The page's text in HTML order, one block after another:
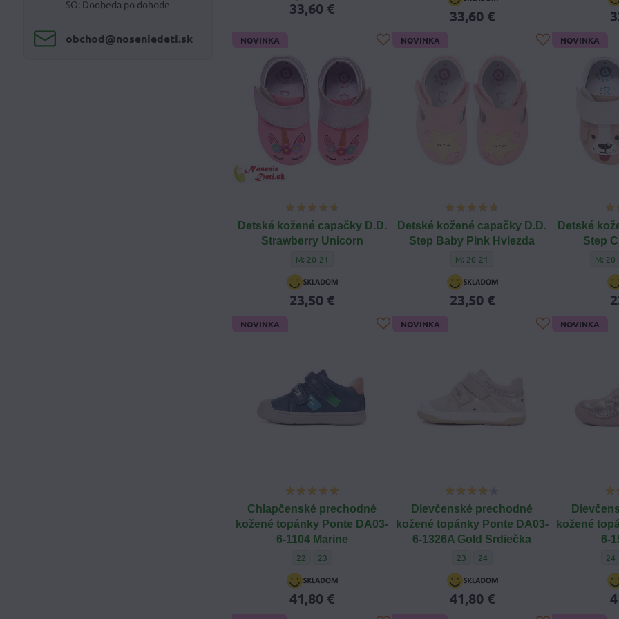
33,60 € 33,60 €
NOVINKA
Detské kožené capačky D.D.
Strawberry Unicorn
Detské kožené capačky D.D. Strawberry Unicorn - Veľkosť capačiek:
M: 20-21
23,50 €
NOVINKA
Detské kožené capačky D.D.
Step Baby Pink Hviezda
Detské kožené capačky D.D. Step Baby
M: 20-21
23,50 €
NOVINKA
Detské
Step
M:
NOVINKA
Chlapčenské prechodné
kožené topánky Ponte DA03-
6-1104 Marine
Chlapčenské prechodné kožené topánky Ponte DA03-6-1104 Marine - Veľkosť obuvi:
22 Chlapčenské prechodné kožené topánky Ponte DA03-6-1104 Marine - Veľkosť
23
41,80 €
NOVINKA
Dievčenské prechodné
kožené topánky Ponte DA03-
6-1326A Gold Srdiečka
Dievčenské prechodné kožené topánky
23 Dievčenské prechodné kožené
24
41,80 €
NOVINKA
kožené
6-
24
SO: Doobeda po dohode
obchod​@noseniedeti​.sk